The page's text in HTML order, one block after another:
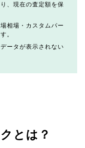
、現在の査定額を保
相場・カスタムパー
。
ータが表示されない
とは？